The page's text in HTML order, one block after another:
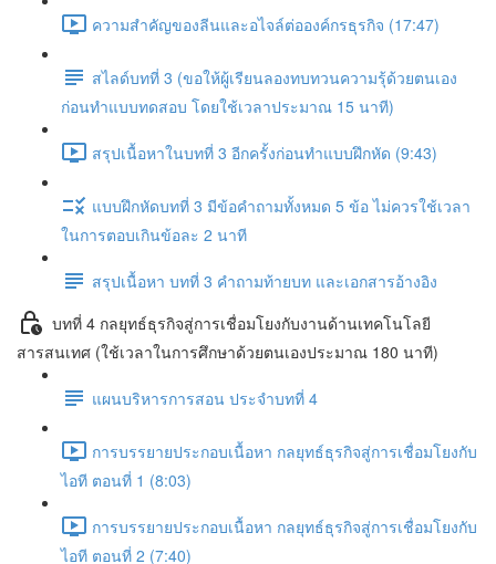
ความสำคัญของลีนและอไจล์ต่อองค์กรธุรกิจ (17:47)
สไลด์บทที่ 3 (ขอให้ผู้เรียนลองทบทวนความรุ้ด้วยตนเอง
ก่อนทำแบบทดสอบ โดยใช้เวลาประมาณ 15 นาที)
สรุปเนื้อหาในบทที่ 3 อีกครั้งก่อนทำแบบฝึกหัด (9:43)
แบบฝึกหัดบทที่ 3 มีข้อคำถามทั้งหมด 5 ข้อ ไม่ควรใช้เวลา
ในการตอบเกินข้อละ 2 นาที
สรุปเนื้อหา บทที่ 3 คำถามท้ายบท และเอกสารอ้างอิง
บทที่ 4 กลยุทธ์ธุรกิจสู่การเชื่อมโยงกับงานด้านเทคโนโลยี
สารสนเทศ (ใช้เวลาในการศึกษาด้วยตนเองประมาณ 180 นาที)
แผนบริหารการสอน ประจำบทที่ 4
การบรรยายประกอบเนื้อหา กลยุทธ์ธุรกิจสู่การเชื่อมโยงกับ
ไอที ตอนที่ 1 (8:03)
การบรรยายประกอบเนื้อหา กลยุทธ์ธุรกิจสู่การเชื่อมโยงกับ
ไอที ตอนที่ 2 (7:40)